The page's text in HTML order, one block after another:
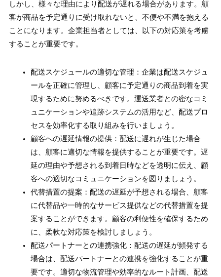
しかし、様々な理由により配送が遅れる場合があります。顧
客が商品を予定通りに受け取れないと、不便や不満を抱える
ことになります。企業担当者としては、以下の対応策を考慮
することが重要です。
配送スケジュールの適切な管理：企業は配送スケジュ
ールを正確に管理し、顧客に予定通りの商品到着を実
現するために努めるべきです。運送業者との密なコミ
ュニケーションや追跡システムの活用など、配送プロ
セスを効率化する取り組みを行いましょう。
顧客への遅延情報の提供：配送に遅れが生じた場合
は、顧客に適切な情報を提供することが重要です。遅
延の理由や予想される到着日時などを透明に伝え、顧
客への適切なコミュニケーションを図りましょう。
代替措置の提案：配送の遅延が予想される場合、顧客
に代替品や一時的なサービス提供などの代替措置を提
案することができます。顧客の利便性を確保するため
に、柔軟な対応策を検討しましょう。
配送パートナーとの連携強化：配送の遅延が頻発する
場合は、配送パートナーとの連携を強化することが重
要です。適切な物流管理や効率的なルート計画、配送